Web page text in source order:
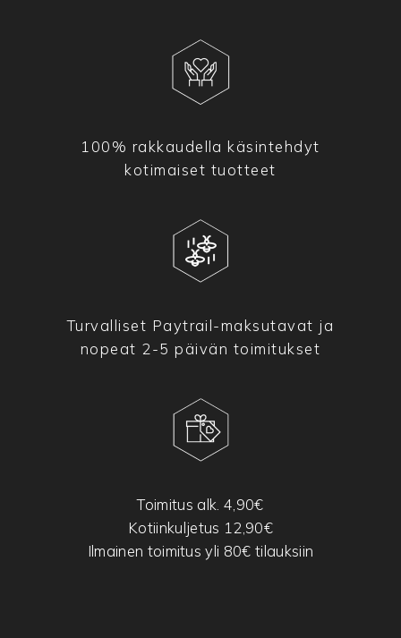
100% rakkaudella käsintehdyt
kotimaiset tuotteet
Turvalliset Paytrail-maksutavat ja
nopeat 2-5 päivän toimitukset
Toimitus alk. 4,90€
Kotiinkuljetus 12,90€
Ilmainen toimitus yli 80€ tilauksiin